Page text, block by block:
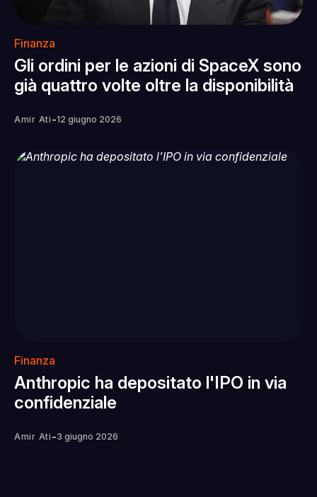
Finanza
Gli ordini per le azioni di SpaceX sono
già quattro volte oltre la disponibilità
Amir Ati -12 giugno 2026
Finanza
Anthropic ha depositato l'IPO in via
confidenziale
Amir Ati -3 giugno 2026